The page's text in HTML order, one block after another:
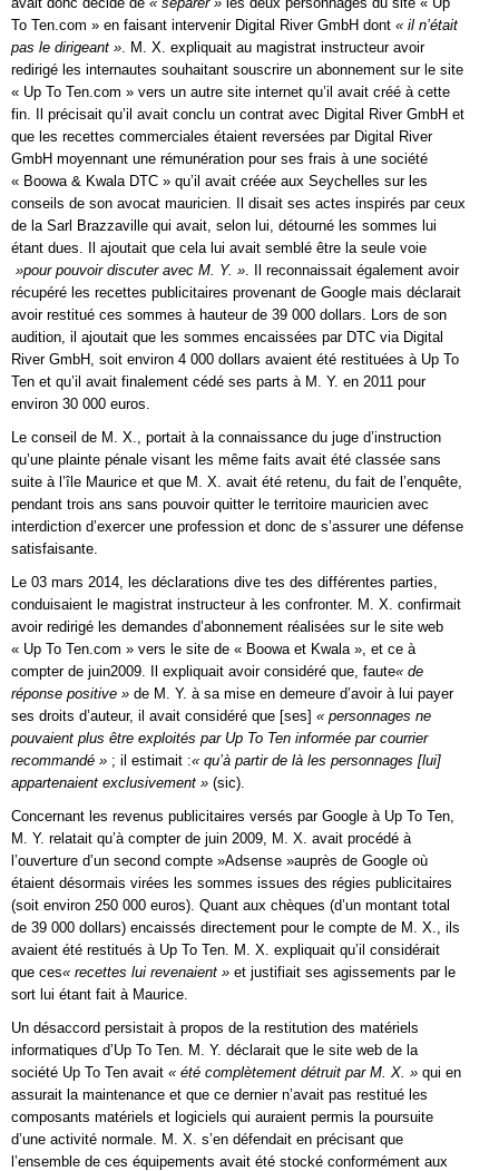
To Ten.com » en faisant intervenir Digital River GmbH dont « il n’était
pas le dirigeant ». M. X. expliquait au magistrat instructeur avoir
redirigé les internautes souhaitant souscrire un abonnement sur le site
« Up To Ten.com » vers un autre site internet qu’il avait créé à cette
fin. Il précisait qu’il avait conclu un contrat avec Digital River GmbH et
que les recettes commerciales étaient reversées par Digital River
GmbH moyennant une rémunération pour ses frais à une société
« Boowa & Kwala DTC » qu’il avait créée aux Seychelles sur les
conseils de son avocat mauricien. Il disait ses actes inspirés par ceux
de la Sarl Brazzaville qui avait, selon lui, détourné les sommes lui
étant dues. Il ajoutait que cela lui avait semblé être la seule voie
»pour pouvoir discuter avec M. Y. ». Il reconnaissait également avoir
récupéré les recettes publicitaires provenant de Google mais déclarait
avoir restitué ces sommes à hauteur de 39 000 dollars. Lors de son
audition, il ajoutait que les sommes encaissées par DTC via Digital
River GmbH, soit environ 4 000 dollars avaient été restituées à Up To
Ten et qu’il avait finalement cédé ses parts à M. Y. en 2011 pour
environ 30 000 euros.
Le conseil de M. X., portait à la connaissance du juge d’instruction
qu’une plainte pénale visant les même faits avait été classée sans
suite à l’île Maurice et que M. X. avait été retenu, du fait de l’enquête,
pendant trois ans sans pouvoir quitter le territoire mauricien avec
interdiction d’exercer une profession et donc de s’assurer une défense
satisfaisante.
Le 03 mars 2014, les déclarations dive tes des différentes parties,
conduisaient le magistrat instructeur à les confronter. M. X. confirmait
avoir redirigé les demandes d’abonnement réalisées sur le site web
« Up To Ten.com » vers le site de « Boowa et Kwala », et ce à
compter de juin2009. Il expliquait avoir considéré que, faute« de
réponse positive » de M. Y. à sa mise en demeure d’avoir à lui payer
ses droits d’auteur, il avait considéré que [ses] « personnages ne
pouvaient plus être exploités par Up To Ten informée par courrier
recommandé » ; il estimait :« qu’à partir de là les personnages [lui]
appartenaient exclusivement » (sic).
Concernant les revenus publicitaires versés par Google à Up To Ten,
M. Y. relatait qu’à compter de juin 2009, M. X. avait procédé à
l’ouverture d’un second compte »Adsense »auprès de Google où
étaient désormais virées les sommes issues des régies publicitaires
(soit environ 250 000 euros). Quant aux chèques (d’un montant total
de 39 000 dollars) encaissés directement pour le compte de M. X., ils
avaient été restitués à Up To Ten. M. X. expliquait qu’il considérait
que ces« recettes lui revenaient » et justifiait ses agissements par le
sort lui étant fait à Maurice.
Un désaccord persistait à propos de la restitution des matériels
informatiques d’Up To Ten. M. Y. déclarait que le site web de la
société Up To Ten avait « été complètement détruit par M. X. » qui en
assurait la maintenance et que ce dernier n’avait pas restitué les
composants matériels et logiciels qui auraient permis la poursuite
d’une activité normale. M. X. s’en défendait en précisant que
l’ensemble de ces équipements avait été stocké conformément aux